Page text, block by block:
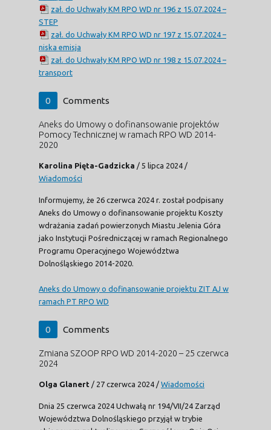
zał. do Uchwały KM RPO WD nr 196 z 15.07.2024 –
STEP
zał. do Uchwały KM RPO WD nr 197 z 15.07.2024 –
niska emisja
zał. do Uchwały KM RPO WD nr 198 z 15.07.2024 –
transport
0 Comments
Aneks do Umowy o dofinansowanie projektów
Pomocy Technicznej w ramach RPO WD 2014-
2020
Karolina Pięta-Gadzicka / 5 lipca 2024 /
Wiadomości
Informujemy, że 26 czerwca 2024 r. został podpisany
Aneks do Umowy o dofinansowanie projektu Koszty
wdrażania zadań powierzonych Miastu Jelenia Góra
jako Instytucji Pośredniczącej w ramach Regionalnego
Programu Operacyjnego Województwa
Dolnośląskiego 2014-2020.
Aneks do Umowy o dofinansowanie projektu ZIT AJ w
ramach PT RPO WD
0 Comments
Zmiana SZOOP RPO WD 2014-2020 – 25 czerwca
2024
Olga Glanert / 27 czerwca 2024 / Wiadomości
Dnia 25 czerwca 2024 Uchwałą nr 194/VII/24 Zarząd
Województwa Dolnośląskiego przyjął w trybie